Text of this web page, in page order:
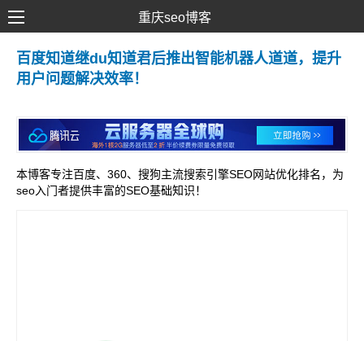
SEO优化
网络推广
SEM营销
重庆seo博客
百度知道继du知道君后推出智能机器人道道，提升
用户问题解决效率！
本博客专注百度、360、搜狗主流搜索引擎SEO网站优化排名，为
seo入门者提供丰富的SEO基础知识！